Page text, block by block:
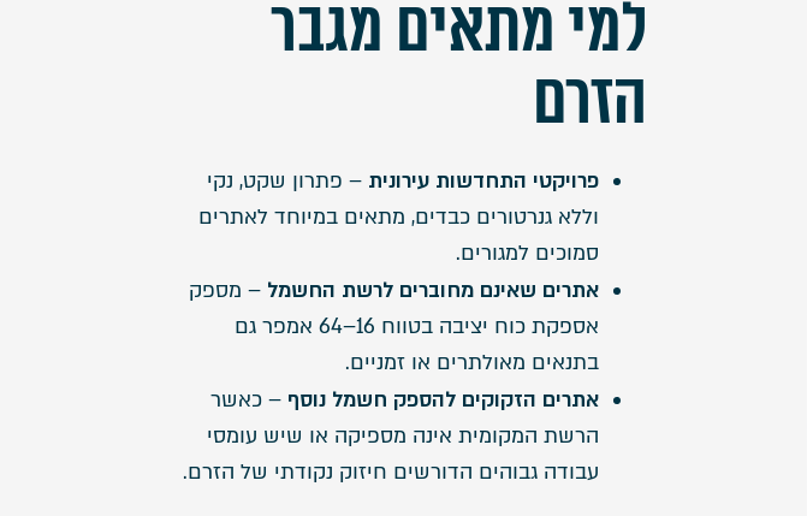
למי מתאים מגבר
הזרם
פרויקטי התחדשות עירונית – פתרון שקט, נקי
וללא גנרטורים כבדים, מתאים במיוחד לאתרים
סמוכים למגורים.
אתרים שאינם מחוברים לרשת החשמל – מספק
אספקת כוח יציבה בטווח 16–64 אמפר גם
בתנאים מאולתרים או זמניים.
אתרים הזקוקים להספק חשמל נוסף – כאשר
הרשת המקומית אינה מספיקה או שיש עומסי
עבודה גבוהים הדורשים חיזוק נקודתי של הזרם.